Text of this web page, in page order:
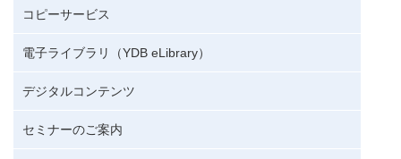
コピーサービス
電子ライブラリ（YDB eLibrary）
デジタルコンテンツ
セミナーのご案内